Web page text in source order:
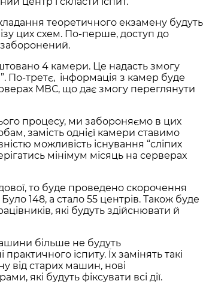
теоретичного екзамену будуть
цих схем. По-перше, доступ до
заборонений.
4 камери. Це надасть змогу
По-третє, інформація з камер буде
МВС, що дає змогу переглянути
процесу, ми забороняємо в цих
замість однієї камери ставимо
можливість існування “сліпих
мінімум місяць на серверах
то буде проведено скорочення
148, а стало 55 центрів. Також буде
які будуть здійснювати й
більше не будуть
іспиту. Їх замінять такі
від старих машин, нові
які будуть фіксувати всі дії.